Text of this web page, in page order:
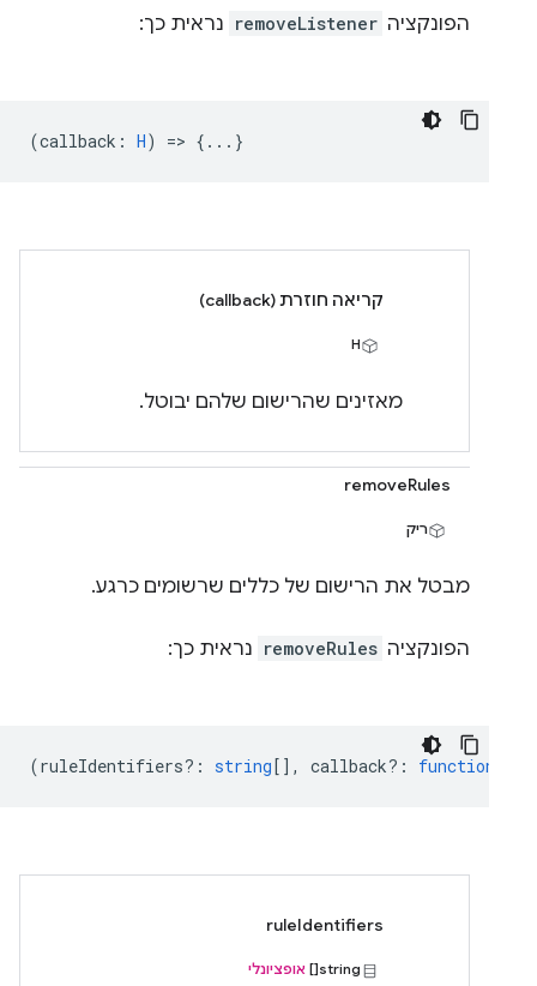
הפונקציה removeListener נראית כך:
(callback : H) => {...}
קריאה חוזרת (callback)
H
מאזינים שהרישום שלהם יבוטל.
removeRules
ריק
מבטל את הרישום של כללים שרשומים כרגע.
הפונקציה removeRules נראית כך:
(ruleIdentifiers? : string [], callback? : function
ruleIdentifiers
string[] אופציונלי